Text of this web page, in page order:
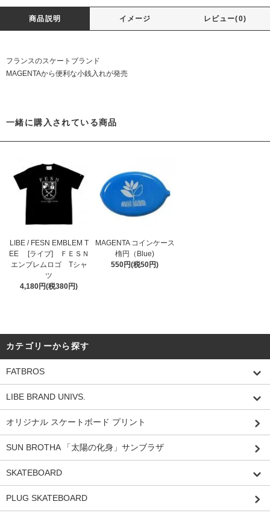
商品説明 イメージ レビュー(0)
フランスのスケートブランド
MAGENTAから便利な小銭入れが発売
一緒に購入されている商品
LIBE / FESN EMBLEM T
EE [ライブ] ＦＥＳＮ
エンブレムロゴ Tシャ
ツ
4,180円(税380円)
MAGENTA コインケース
楕円（Blue)
550円(税50円)
カテゴリーから探す
FATBROS
LIBE BRAND UNIVS.
オリジナル スケートボード プリント
SUN BROTHA 「太陽の化身」サンブラザ
SKATEBOARD
PLUG SKATEBOARD